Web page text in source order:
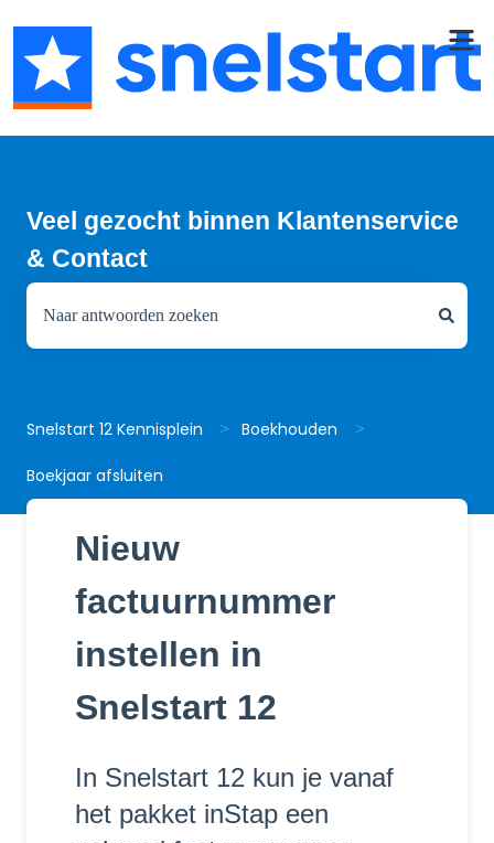
Veel gezocht binnen Klantenservice
& Contact
Snelstart 12 Kennisplein Boekhouden
Boekjaar afsluiten
Nieuw
factuurnummer
instellen in
Snelstart 12
In Snelstart 12 kun je vanaf
het pakket inStap een